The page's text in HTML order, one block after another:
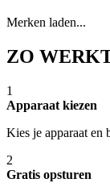
Merken laden...
ZO
1
Apparaat kiezen
Kies je apparaat en
2
Gratis opsturen